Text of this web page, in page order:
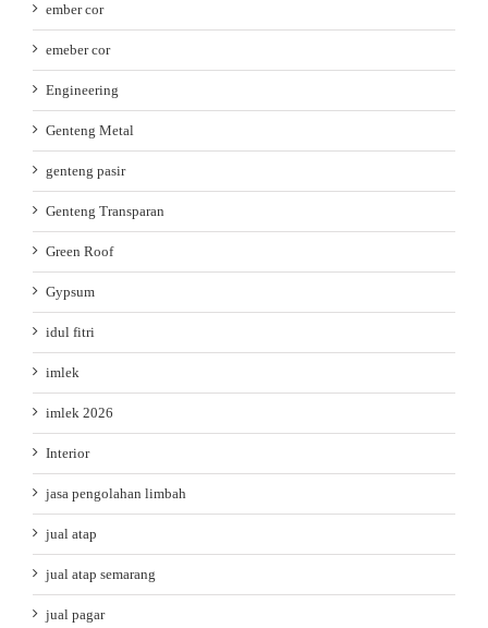
ember cor
emeber cor
Engineering
Genteng Metal
genteng pasir
Genteng Transparan
Green Roof
Gypsum
idul fitri
imlek
imlek 2026
Interior
jasa pengolahan limbah
jual atap
jual atap semarang
jual pagar